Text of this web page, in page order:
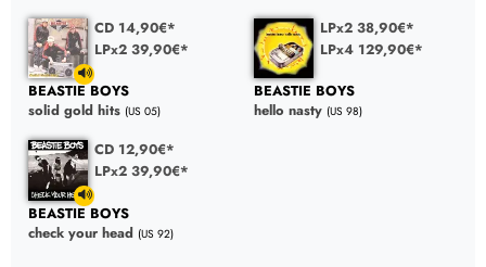
CD 14,90€*
LPx2 39,90€*
BEASTIE BOYS
solid gold hits (US 05)
LPx2 38,90€*
LPx4 129,90€*
BEASTIE BOYS
hello nasty (US 98)
CD 12,90€*
LPx2 39,90€*
BEASTIE BOYS
check your head (US 92)